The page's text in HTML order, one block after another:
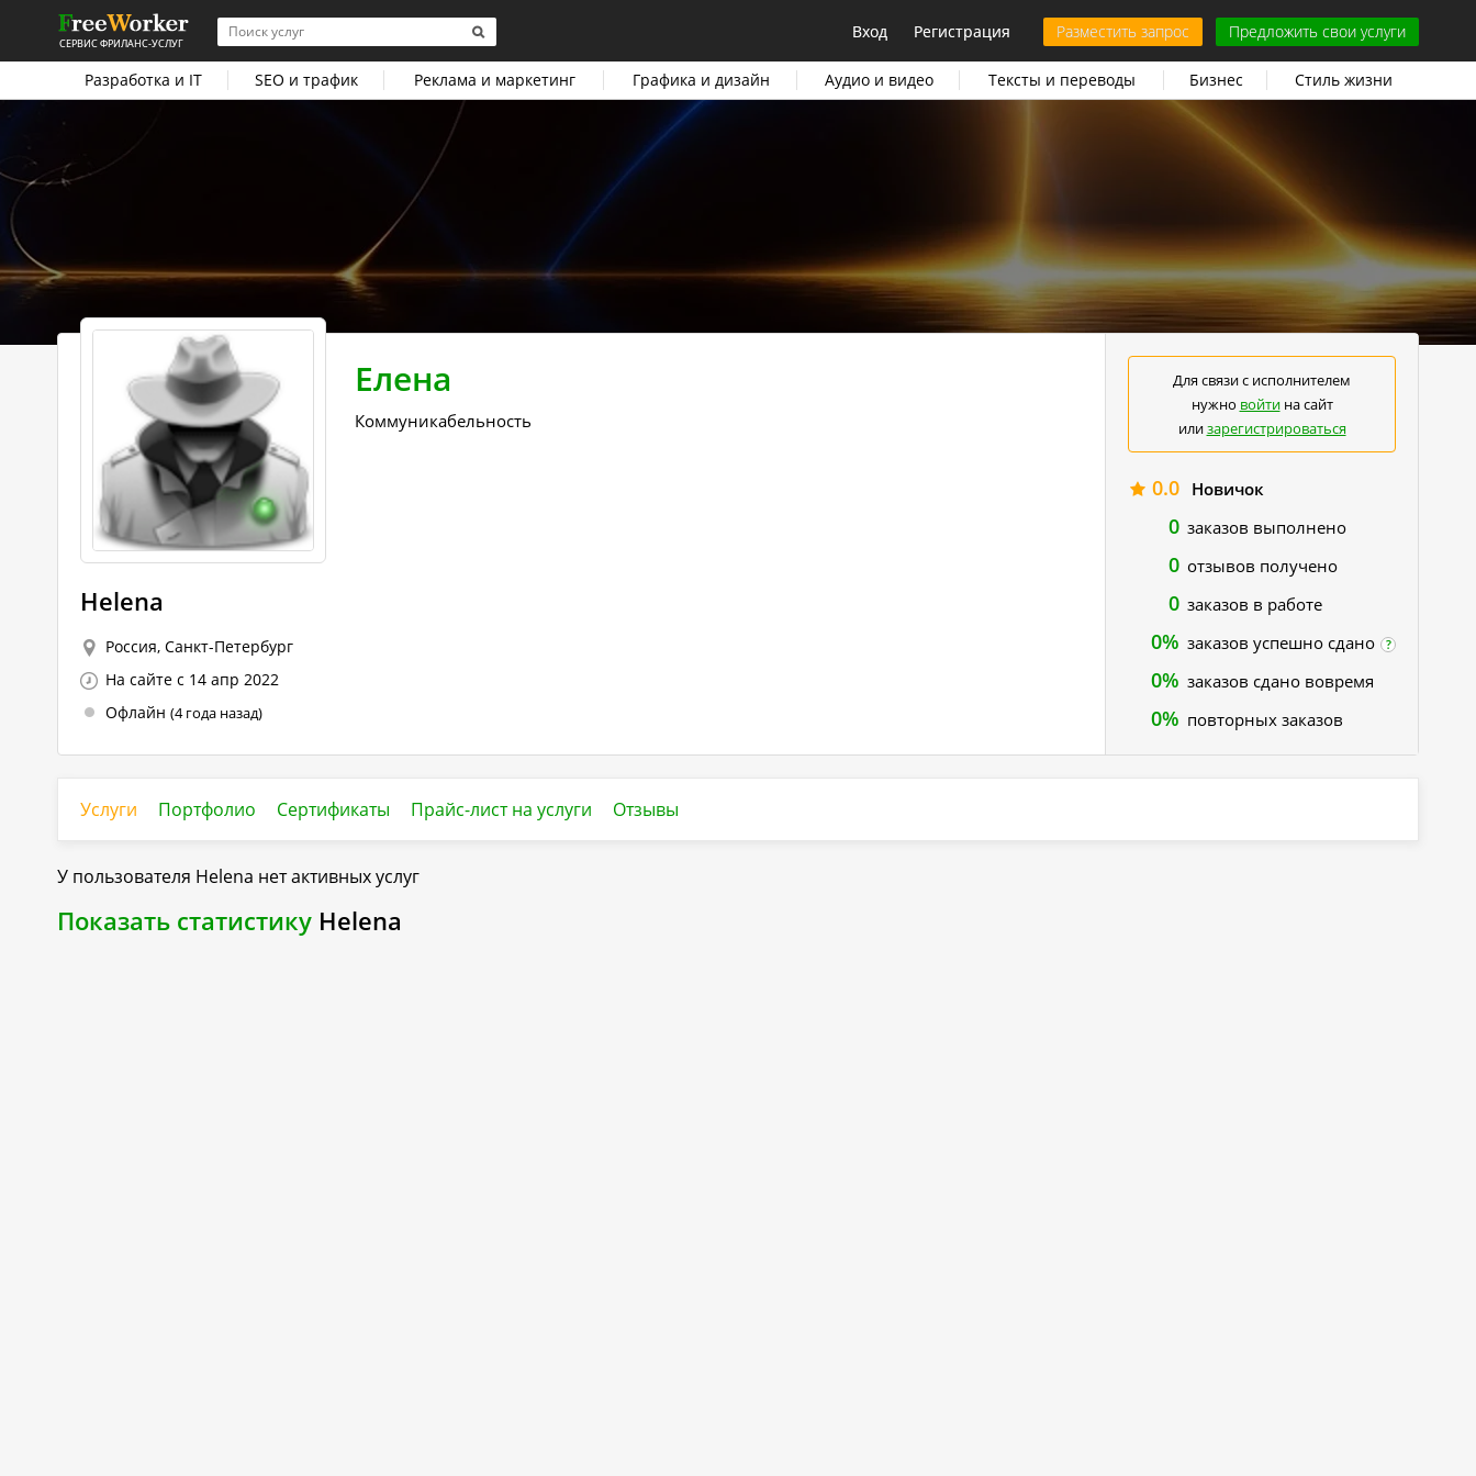
СЕРВИС ФРИЛАНС-УСЛУГ
Вход Регистрация Разместить запрос Предложить свои услуги
Разработка и IT SEO и трафик Реклама и маркетинг Графика и дизайн Аудио и видео Тексты и переводы Бизнес Стиль жизни
Helena
Россия, Санкт-Петербург
На сайте с 14 апр 2022
Офлайн (4 года назад)
Елена
Коммуникабельность
Для связи с исполнителем
нужно войтина сайт
илизарегистрироваться
0.0 Новичок
0 заказов выполнено
0 отзывов получено
0 заказов в работе
0% заказов успешно сдано ?
0% заказов сдано вовремя
0% повторных заказов
Услуги Портфолио Сертификаты Прайс-лист на услуги Отзывы
У пользователя Helena нет активных услуг
Показать статистику Helena